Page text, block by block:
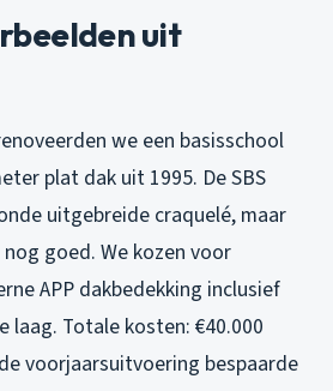
uit
we een basisschool
plat dak uit 1995. De SBS
uitgebreide craquelé, maar
goed. We kozen voor
APP dakbedekking inclusief
laag. Totale kosten: €40.000
voorjaarsuitvoering bespaarde